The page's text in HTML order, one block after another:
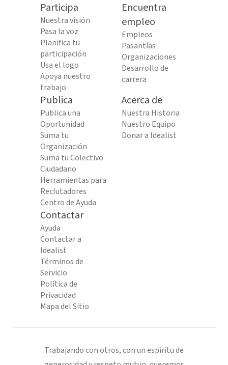
Participa
Nuestra visión
Pasa la voz
Planifica tu
participación
Usa el logo
Apoya nuestro
trabajo
Encuentra
empleo
Empleos
Pasantías
Organizaciones
Desarrollo de
carrera
Publica
Publica una
Oportunidad
Suma tu
Organización
Suma tu Colectivo
Ciudadano
Herramientas para
Reclutadores
Centro de Ayuda
Acerca de
Nuestra Historia
Nuestro Equipo
Donar a Idealist
Contactar
Ayuda
Contactar a
Idealist
Términos de
Servicio
Política de
Privacidad
Mapa del Sitio
Trabajando con otros, con un espíritu de